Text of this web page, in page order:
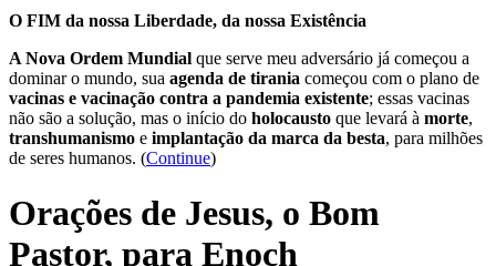
O FIM da nossa Liberdade, da nossa Existência
A Nova Ordem Mundial que serve meu adversário já começou a
dominar o mundo, sua agenda de tirania começou com o plano de
vacinas e vacinação contra a pandemia existente; essas vacinas
não são a solução, mas o início do holocausto que levará à morte,
transhumanismo e implantação da marca da besta, para milhões
de seres humanos. (Continue)
Orações de Jesus, o Bom
Pastor, para Enoch